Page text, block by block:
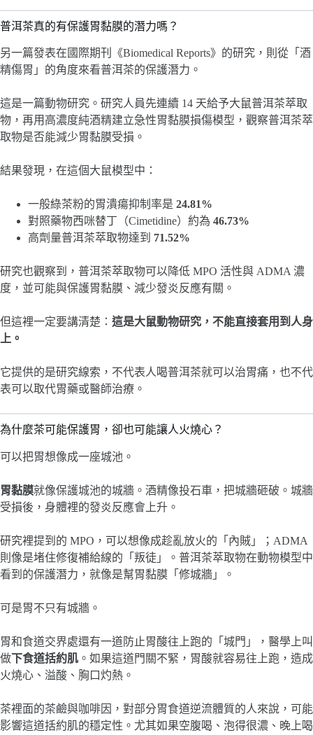
普洱茶真的有保護胃黏膜的潛力嗎？
另一篇發表在國際期刊《Biomedical Reports》的研究，則從「酒
精傷胃」的角度來看普洱茶的保護潛力。
這是一篇動物研究。研究人員先連續 14 天給予大鼠普洱茶萃取
物，再用高濃度純酒精建立急性胃黏膜損傷模型，觀察普洱茶萃
取物是否能減少胃黏膜受損。
結果發現，在這個大鼠模型中：
一般綠茶粉的胃潰瘍抑制率是 24.81%
對照藥物西咪替丁（Cimetidine）約為 46.73%
高劑量普洱茶萃取物達到 71.52%
研究也觀察到，普洱茶萃取物可以降低 MPO 活性與 ADMA 濃
度，並可能與保護胃黏膜、減少發炎反應有關。
但這裡一定要講清楚： 這是大鼠動物研究，不能直接套用到人身
上。
它提供的是研究線索，不代表人喝普洱茶就可以治胃痛，也不代
表可以取代胃藥或醫師治療。
為什麼茶可能保護胃，卻也可能讓人火燒心？
可以把胃想像成一座城池。
胃黏膜就像保護城池的城牆。酒精像投石車，把城牆砸破。城牆
受損後，身體裡的發炎反應會上升。
研究裡提到的 MPO，可以想像成趁亂放火的「內賊」；ADMA
則像是堵住修復補給線的「叛徒」。普洱茶萃取物在動物模型中
看到的保護潛力，就像是幫胃黏膜「修城牆」。
可是胃不只有城牆。
胃和食道交界處還有一道防止胃酸往上跑的「城門」，醫學上叫
做下食道括約肌 。如果這道門關不緊，胃酸就容易往上跑，造成
火燒心、溢酸、胸口灼熱。
茶裡面的茶鹼與咖啡因，對部分胃食道逆流體質的人來說，可能
影響這道括約肌的穩定性。尤其如果空腹喝、泡得很濃、晚上喝